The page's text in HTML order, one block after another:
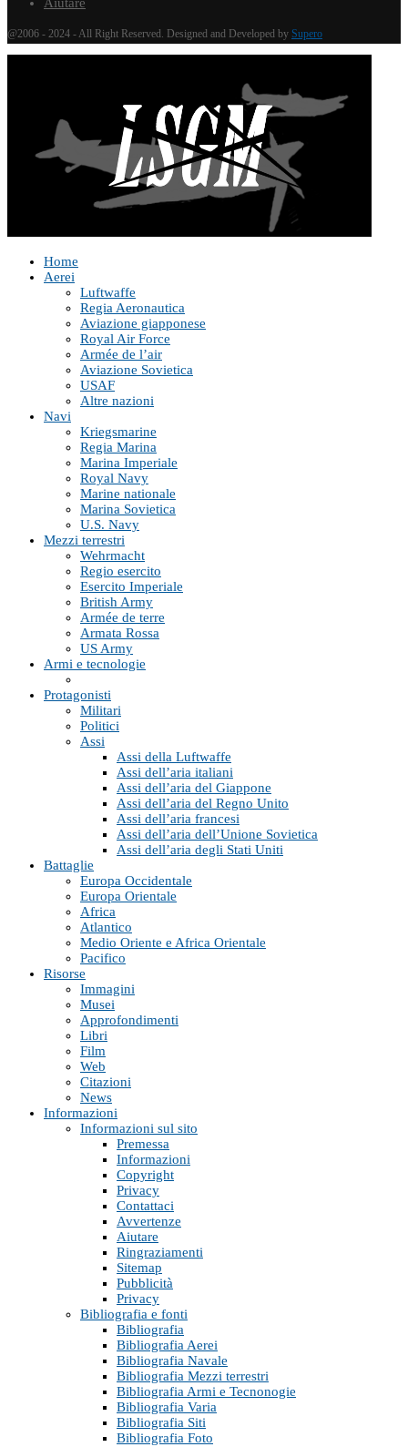
Aiutare
@2006 - 2024 - All Right Reserved. Designed and Developed by Supero
Home
Aerei
Luftwaffe
Regia Aeronautica
Aviazione giapponese
Royal Air Force
Armée de l’air
Aviazione Sovietica
USAF
Altre nazioni
Navi
Kriegsmarine
Regia Marina
Marina Imperiale
Royal Navy
Marine nationale
Marina Sovietica
U.S. Navy
Mezzi terrestri
Wehrmacht
Regio esercito
Esercito Imperiale
British Army
Armée de terre
Armata Rossa
US Army
Armi e tecnologie
Protagonisti
Militari
Politici
Assi
Assi della Luftwaffe
Assi dell’aria italiani
Assi dell’aria del Giappone
Assi dell’aria del Regno Unito
Assi dell’aria francesi
Assi dell’aria dell’Unione Sovietica
Assi dell’aria degli Stati Uniti
Battaglie
Europa Occidentale
Europa Orientale
Africa
Atlantico
Medio Oriente e Africa Orientale
Pacifico
Risorse
Immagini
Musei
Approfondimenti
Libri
Film
Web
Citazioni
News
Informazioni
Informazioni sul sito
Premessa
Informazioni
Copyright
Privacy
Contattaci
Avvertenze
Aiutare
Ringraziamenti
Sitemap
Pubblicità
Privacy
Bibliografia e fonti
Bibliografia
Bibliografia Aerei
Bibliografia Navale
Bibliografia Mezzi terrestri
Bibliografia Armi e Tecnonogie
Bibliografia Varia
Bibliografia Siti
Bibliografia Foto